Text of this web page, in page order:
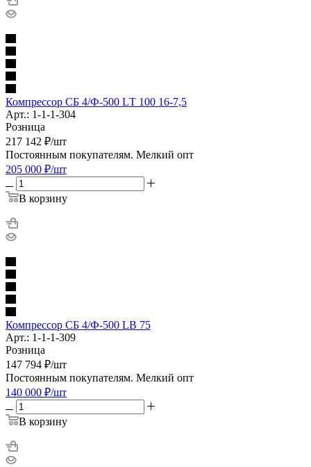
Компрессор СБ 4/Ф-500 LТ 100 16-7,5
Арт.: 1-1-1-304
Розница
217 142 ₽/шт
Постоянным покупателям. Мелкий опт
205 000 ₽/шт
В корзину
Компрессор СБ 4/Ф-500 LB 75
Арт.: 1-1-1-309
Розница
147 794 ₽/шт
Постоянным покупателям. Мелкий опт
140 000 ₽/шт
В корзину